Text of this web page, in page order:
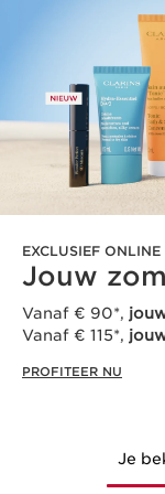
EXCLUSIEF ONLINE
Jouw
Vanaf € 90*,
Vanaf € 115*,
PROFITEER NU
Je